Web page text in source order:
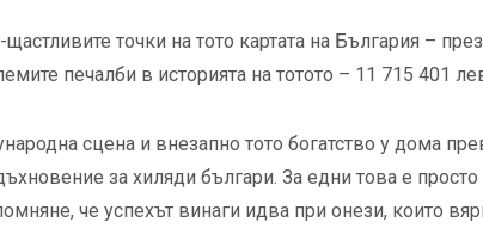
точки на тото картата на България –
печалби в историята на тотото – 11 715 401
сцена и внезапно тото богатство у дома
за хиляди българи. За едни това е
че успехът винаги идва при онези, които